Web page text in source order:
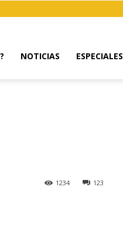
NOTICIAS ESPECIALES
123
1234